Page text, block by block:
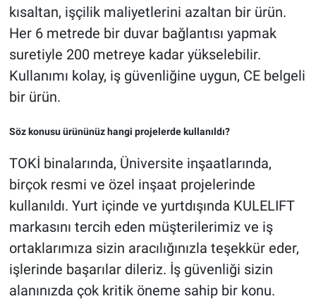
kısaltan, işçilik maliyetlerini azaltan bir ürün.
Her 6 metrede bir duvar bağlantısı yapmak
suretiyle 200 metreye kadar yükselebilir.
Kullanımı kolay, iş güvenliğine uygun, CE belgeli
bir ürün.
Söz konusu ürününüz hangi projelerde kullanıldı?
TOKİ binalarında, Üniversite inşaatlarında,
birçok resmi ve özel inşaat projelerinde
kullanıldı. Yurt içinde ve yurtdışında KULELIFT
markasını tercih eden müşterilerimiz ve iş
ortaklarımıza sizin aracılığınızla teşekkür eder,
işlerinde başarılar dileriz. İş güvenliği sizin
alanınızda çok kritik öneme sahip bir konu.